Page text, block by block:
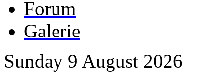
Forum
Galerie
Sunday 9 August 2026